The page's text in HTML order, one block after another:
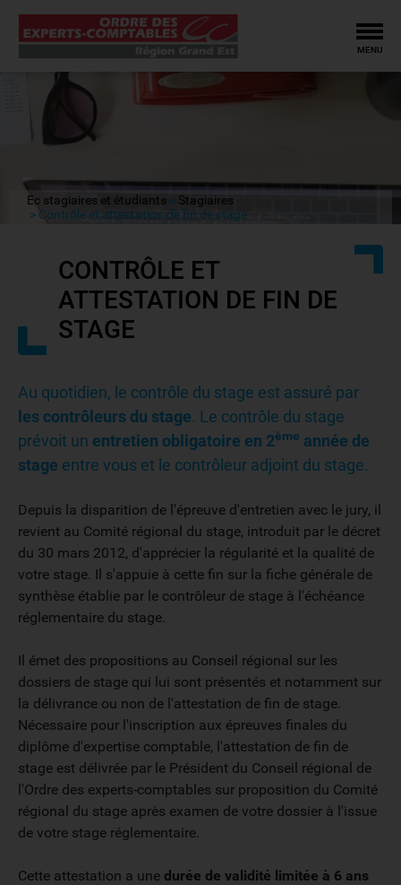
MENU
Ec stagiaires et étudiants
Stagiaires
Contrôle et attestation de fin de stage
CONTRÔLE ET
ATTESTATION DE FIN DE
STAGE
Au quotidien, le contrôle du stage est assuré par
les contrôleurs du stage. Le contrôle du stage
prévoit un entretien obligatoire en 2ème année de
stage entre vous et le contrôleur adjoint du stage.
Depuis la disparition de l'épreuve d'entretien avec le jury, il
revient au Comité régional du stage, introduit par le décret
du 30 mars 2012, d'apprécier la régularité et la qualité de
votre stage. Il s'appuie à cette fin sur la fiche générale de
synthèse établie par le contrôleur de stage à l'échéance
réglementaire du stage.
Il émet des propositions au Conseil régional sur les
dossiers de stage qui lui sont présentés et notamment sur
la délivrance ou non de l'attestation de fin de stage.
Nécessaire pour l'inscription aux épreuves finales du
diplôme d'expertise comptable, l'attestation de fin de
stage est délivrée par le Président du Conseil régional de
l'Ordre des experts-comptables sur proposition du Comité
régional du stage après examen de votre dossier à l'issue
de votre stage réglementaire.
Cette attestation a une durée de validité limitée à 6 ans